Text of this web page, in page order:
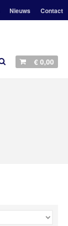
Nieuws Contact
€ 0,00